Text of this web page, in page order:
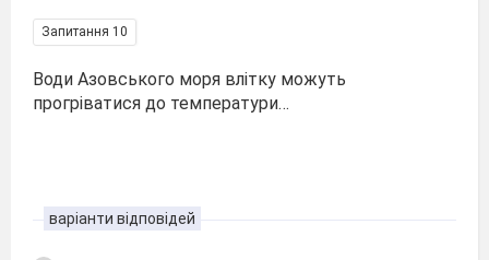
Запитання 10
Води Азовського моря влітку можуть
прогріватися до температури…
варіанти відповідей